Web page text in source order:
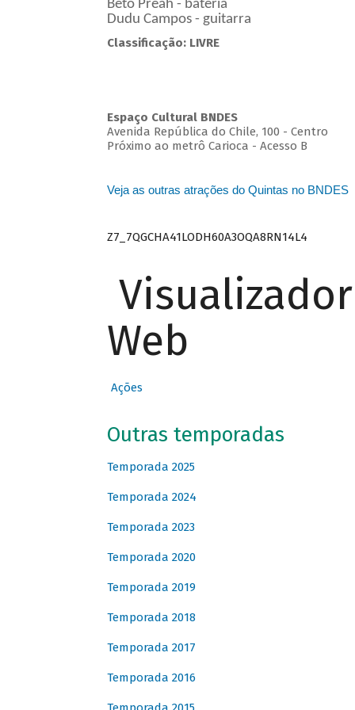
Beto Preah - bateria
Dudu Campos - guitarra
Classificação: LIVRE
Espaço Cultural BNDES
Avenida República do Chile, 100 - Centro
Próximo ao metrô Carioca - Acesso B
Veja as outras atrações do Quintas no BNDES
Z7_7QGCHA41LODH60A3OQA8RN14L4
Web
Ações
Outras temporadas
Temporada 2025
Temporada 2024
Temporada 2023
Temporada 2020
Temporada 2019
Temporada 2018
Temporada 2017
Temporada 2016